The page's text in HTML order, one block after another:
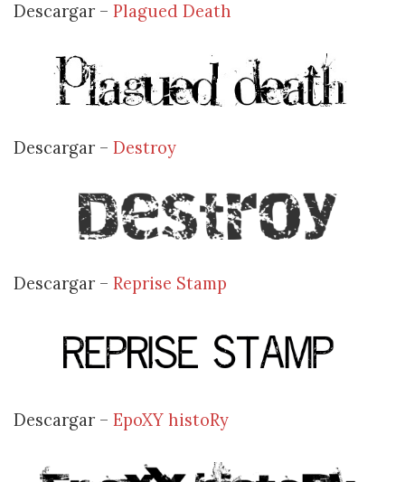
Descargar – Plagued Death
Descargar – Destroy
Descargar – Reprise Stamp
Descargar – EpoXY histoRy